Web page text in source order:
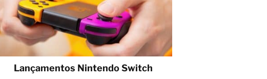
Lançamentos Nintendo Switch